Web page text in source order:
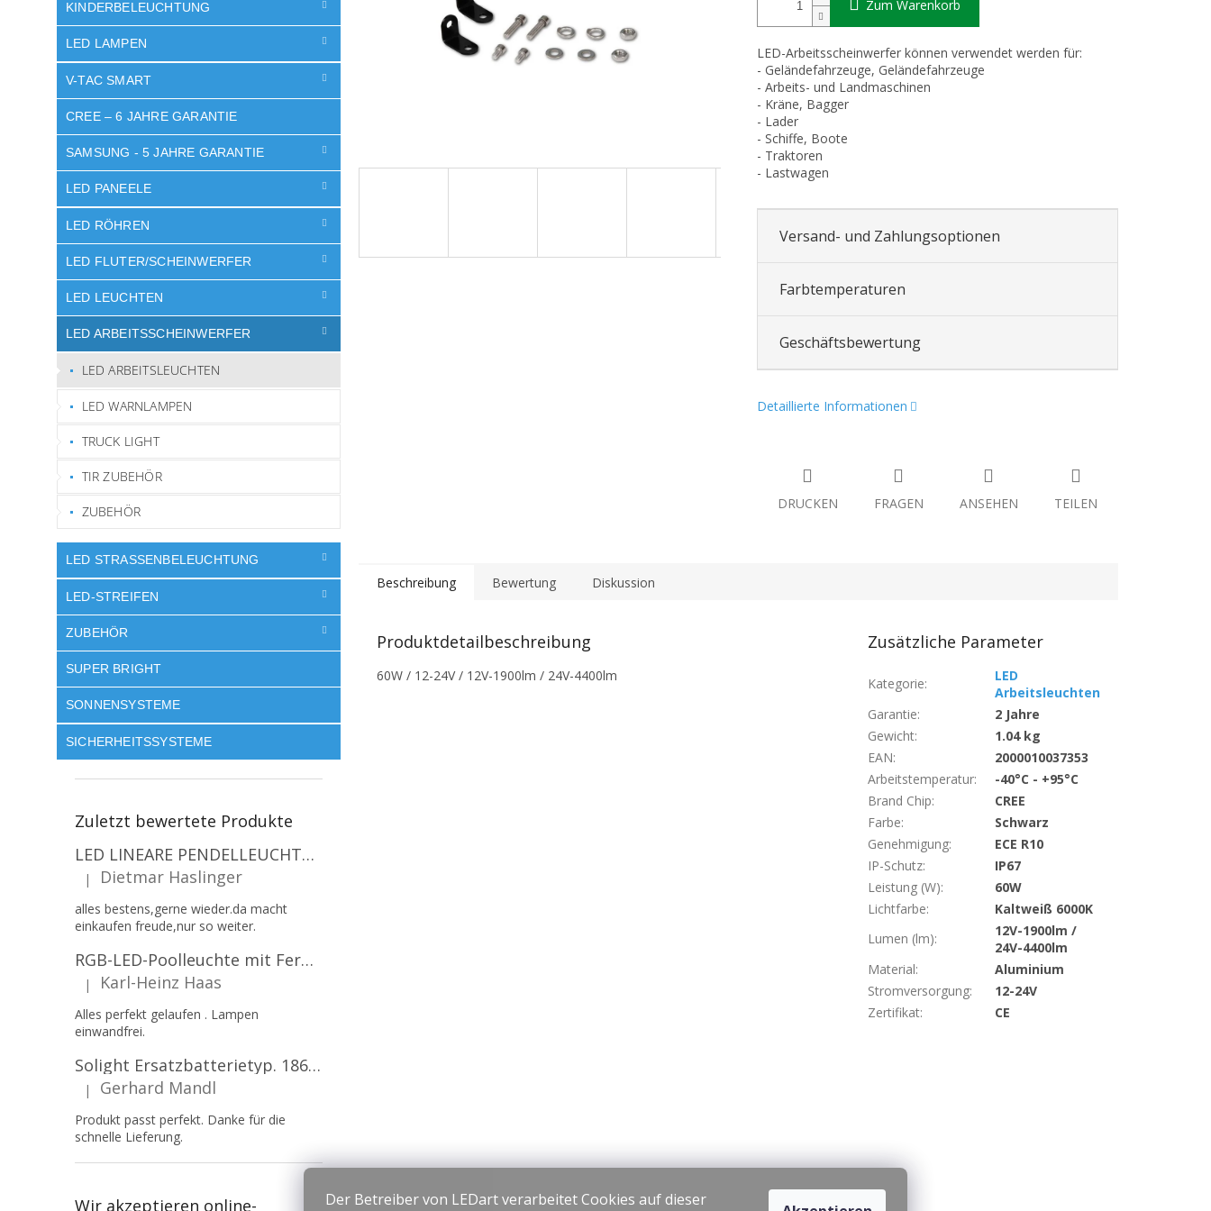
Der Betreiber von LEDart verarbeitet Cookies auf dieser
KINDERBELEUCHTUNG
LED LAMPEN
V-TAC SMART
CREE – 6 JAHRE GARANTIE
SAMSUNG - 5 JAHRE GARANTIE
LED PANEELE
LED RÖHREN
LED FLUTER/SCHEINWERFER
LED LEUCHTEN
LED ARBEITSSCHEINWERFER
LED ARBEITSLEUCHTEN
LED WARNLAMPEN
TRUCK LIGHT
TIR ZUBEHÖR
ZUBEHÖR
LED STRASSENBELEUCHTUNG
LED-STREIFEN
ZUBEHÖR
SUPER BRIGHT
SONNENSYSTEME
SICHERHEITSSYSTEME
Zuletzt bewertete Produkte
LED LINEARE PENDELLEUCHTE EXECULINE 120CM, 30W, 3750LM, 96°, 4000K, IP20, WEISS [207806]
Die Produktbewertung beträgt 5 von 5 Sternen.
| Dietmar Haslinger
alles bestens,gerne wieder.da macht
einkaufen freude,nur so weiter.
RGB-LED-Poolleuchte mit Fernbedienung, 12W, 1260lm, PAR56, 12V, 1+1 gratis!
Die Produktbewertung beträgt 5 von 5 Sternen.
| Karl-Heinz Haas
Alles perfekt gelaufen . Lampen
einwandfrei.
Solight Ersatzbatterietyp. 18650, 3,7 V, Li-Ion, 2200 mAh [WN900]
Die Produktbewertung beträgt 5 von 5 Sternen.
| Gerhard Mandl
Produkt passt perfekt. Danke für die
schnelle Lieferung.
Wir akzeptieren online-
Zum Warenkorb
LED-Arbeitsscheinwerfer können verwendet werden für:
- Geländefahrzeuge, Geländefahrzeuge
- Arbeits- und Landmaschinen
- Kräne, Bagger
- Lader
- Schiffe, Boote
- Traktoren
- Lastwagen
Versand- und Zahlungsoptionen
Farbtemperaturen
Geschäftsbewertung
Detaillierte Informationen
DRUCKEN FRAGEN ANSEHEN TEILEN
Beschreibung Bewertung Diskussion
Produktdetailbeschreibung
60W / 12-24V / 12V-1900lm / 24V-4400lm
Zusätzliche Parameter
Kategorie:
LED
Arbeitsleuchten
Garantie:
2 Jahre
Gewicht:
1.04 kg
EAN:
2000010037353
Arbeitstemperatur:
-40°C - +95°C
Brand Chip:
CREE
Farbe:
Schwarz
Genehmigung:
ECE R10
IP-Schutz:
IP67
Leistung (W):
60W
Lichtfarbe:
Kaltweiß 6000K
Lumen (lm):
12V-1900lm /
24V-4400lm
Material:
Aluminium
Stromversorgung:
12-24V
Zertifikat: CE